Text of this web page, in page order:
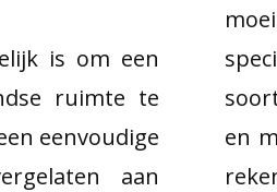
is om een
ruimte te
eenvoudige
aan
en